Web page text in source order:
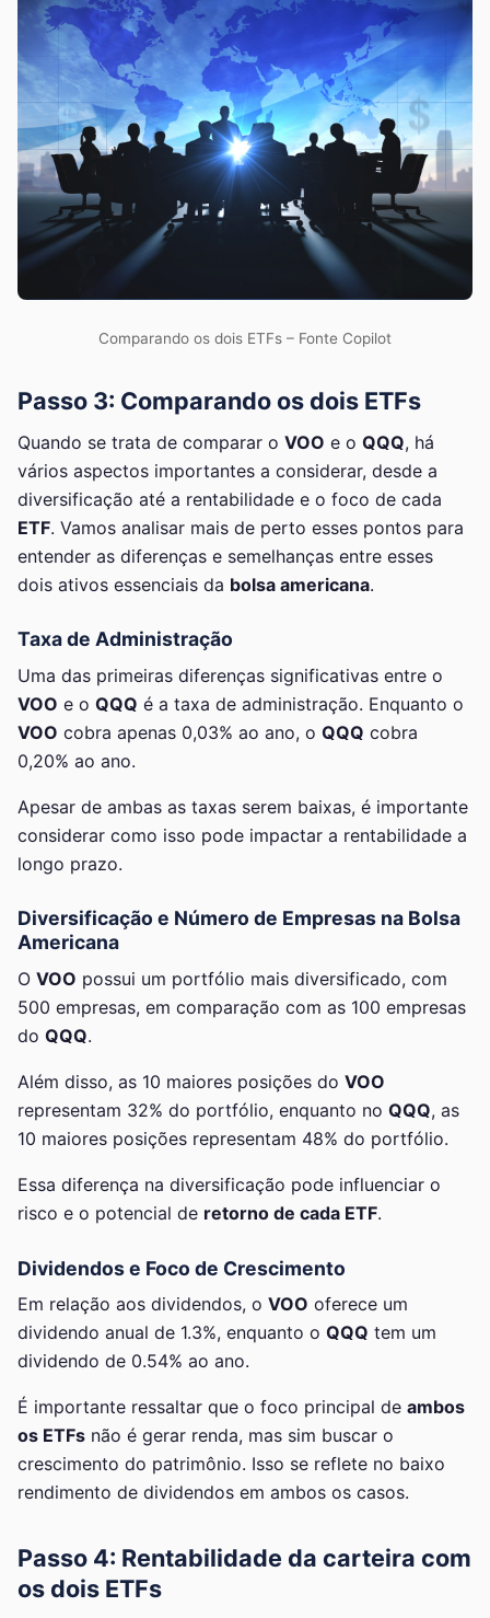
Comparando os dois ETFs – Fonte Copilot
Passo 3: Comparando os dois ETFs
Quando se trata de comparar o VOO e o QQQ, há
vários aspectos importantes a considerar, desde a
diversificação até a rentabilidade e o foco de cada
ETF. Vamos analisar mais de perto esses pontos para
entender as diferenças e semelhanças entre esses
dois ativos essenciais da bolsa americana.
Taxa de Administração
Uma das primeiras diferenças significativas entre o
VOO e o QQQ é a taxa de administração. Enquanto o
VOO cobra apenas 0,03% ao ano, o QQQ cobra
0,20% ao ano.
Apesar de ambas as taxas serem baixas, é importante
considerar como isso pode impactar a rentabilidade a
longo prazo.
Diversificação e Número de Empresas na Bolsa
Americana
O VOO possui um portfólio mais diversificado, com
500 empresas, em comparação com as 100 empresas
do QQQ.
Além disso, as 10 maiores posições do VOO
representam 32% do portfólio, enquanto no QQQ, as
10 maiores posições representam 48% do portfólio.
Essa diferença na diversificação pode influenciar o
risco e o potencial de retorno de cada ETF.
Dividendos e Foco de Crescimento
Em relação aos dividendos, o VOO oferece um
dividendo anual de 1.3%, enquanto o QQQ tem um
dividendo de 0.54% ao ano.
É importante ressaltar que o foco principal de ambos
os ETFs não é gerar renda, mas sim buscar o
crescimento do patrimônio. Isso se reflete no baixo
rendimento de dividendos em ambos os casos.
Passo 4: Rentabilidade da carteira com
os dois ETFs